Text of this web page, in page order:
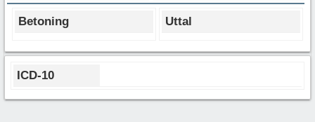
Betoning Uttal
ICD-10